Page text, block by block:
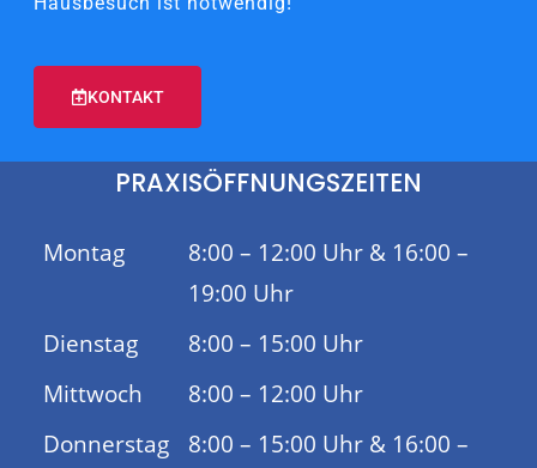
KONTAKT
PRAXISÖFFNUNGSZEITEN
Montag
8:00 – 12:00 Uhr & 16:00 –
19:00 Uhr
Dienstag
8:00 – 15:00 Uhr
Mittwoch
8:00 – 12:00 Uhr
Donnerstag
8:00 – 15:00 Uhr & 16:00 –